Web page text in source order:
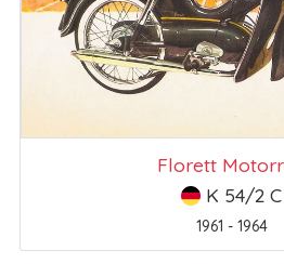
Florett
K 54/2 C
1961 - 1964